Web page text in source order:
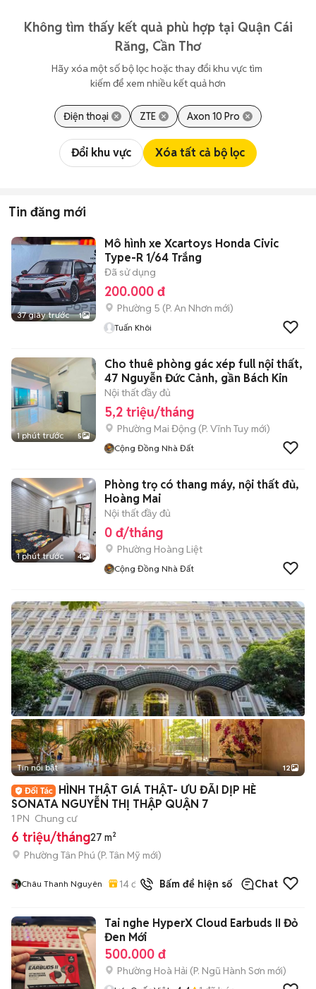
Không tìm thấy kết quả phù hợp tại Quận Cái
Răng, Cần Thơ
Hãy xóa một số bộ lọc hoặc thay đổi khu vực tìm
kiếm để xem nhiều kết quả hơn
Điện thoại ZTE Axon 10 Pro
Đổi khu vực Xóa tất cả bộ lọc
Tin đăng mới
37 giây trước 1
Mô hình xe Xcartoys Honda Civic
Type-R 1/64 Trắng
Đã sử dụng
200.000 đ
Phường 5 (P. An Nhơn mới)
Tuấn Khôi
1 phút trước 5
Cho thuê phòng gác xép full nội thất,
47 Nguyễn Đức Cảnh, gần Bách Kin
Nội thất đầy đủ
5,2 triệu/tháng
Phường Mai Động (P. Vĩnh Tuy mới)
Cộng Đồng Nhà Đất
1 phút trước 4
Phòng trọ có thang máy, nội thất đủ,
Hoàng Mai
Nội thất đầy đủ
0 đ/tháng
Phường Hoàng Liệt
Cộng Đồng Nhà Đất
+2
Tin nổi bật 12
HÌNH THẬT GIÁ THẬT- ƯU ĐÃI DỊP HÈ
SONATA NGUYỄN THỊ THẬP QUẬN 7
1 PN Chung cư
6 triệu/tháng27 m²
Phường Tân Phú (P. Tân Mỹ mới)
Châu Thanh Nguyên 14đã bánBấm để hiện số Chat
Tai nghe HyperX Cloud Earbuds II Đỏ
Đen Mới
500.000 đ
Phường Hoà Hải (P. Ngũ Hành Sơn mới)